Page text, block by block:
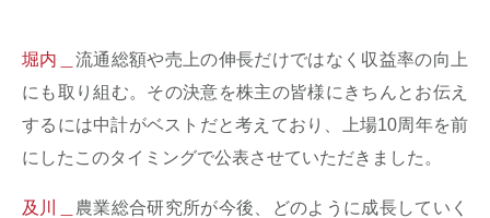
堀内＿ 流通総額や売上の伸長だけではなく収益率の向上
にも取り組む。その決意を株主の皆様にきちんとお伝え
するには中計がベストだと考えており、上場10周年を前
にしたこのタイミングで公表させていただきました。
及川＿
農業総合研究所が今後、どのように成長していく